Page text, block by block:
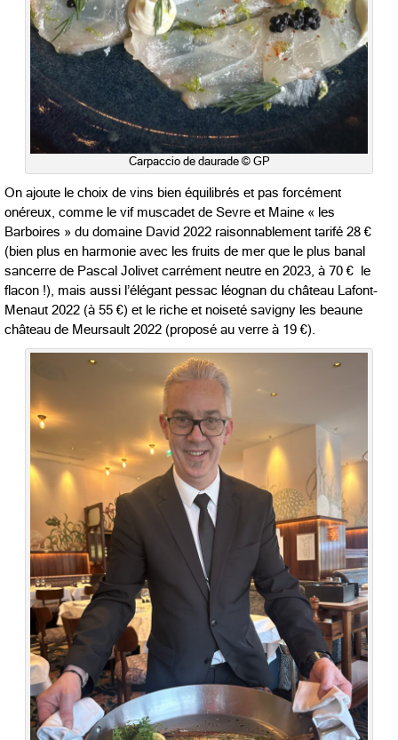
Carpaccio de daurade © GP
On ajoute le choix de vins bien équilibrés et pas forcément
onéreux, comme le vif muscadet de Sevre et Maine « les
Barboires » du domaine David 2022 raisonnablement tarifé 28 €
(bien plus en harmonie avec les fruits de mer que le plus banal
sancerre de Pascal Jolivet carrément neutre en 2023, à 70 € le
flacon !), mais aussi l’élégant pessac léognan du château Lafont-
Menaut 2022 (à 55 €) et le riche et noiseté savigny les beaune
château de Meursault 2022 (proposé au verre à 19 €).